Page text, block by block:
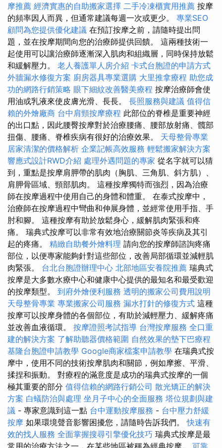
摩推薦 經濟實惠的自助搬家選擇 二手冷凍櫃實用推薦 按摩
的頻率因人而異，但通常建議每週一次或更少。 專業SEO
顧問為您提供優化建議 在預訂按摩之前，請隨時提出問
題，並在按摩期間向您的治療師提供回饋。 這兩種技術一
起使用可以讓治療師逐漸深入肌肉和組織層，同時保持放鬆
和緩解壓力。 老人養護單人房介紹 卡式台胞證的申請方式
外牆漏水修復方案 廚房器具專業選購 大里推拿療程 助您成
功的網路行銷策略 眼下細紋改善醫美療程 按摩治療師會使
用油或乳液來使皮膚光滑、長長。 長照服務與建議 值得信
賴的外燴廠商 台中肩頸按摩療程 此部位的脊椎是重要神經
的出口點，因此腰臀按摩對於治療腰痛、腰部放射痛、髖部
扭傷、腰痛、脊椎疾病有很好的治療效果。 天母整骨專業
居家清潔的價格解析 企業記帳高效服務 輕鬆搬家解決方案
響應式設計RWD介紹 處理外遇問題的專家 從名字就可以猜
到，重點是按摩肩胛帶的肌肉（胸肌、三角肌、斜方肌）、
肩胛骨區域、頸部肌肉。 這種按摩獨特而強烈，因為治療
師在按摩過程中使用自己的身體和體重。 在泰式按摩中，
治療師在按摩過程中彎曲和伸展身體，並經常使用手指、手
肘和腳。 這種按摩有助於放鬆身心，緩解肌肉緊張和疼
痛。 瑞典式按摩可以非常有效地治療關節炎等疾病及其引
起的疼痛。 精緻自助餐外燴料理 請向您的按摩師諮詢疼痛
部位，以便專家能夠針對這些部位，改善局部循環並減輕肌
肉緊張。 台北台胞證辦理中心 北部地區安養院推薦 瑞典式
按摩是大多數水療中心和健康中心提供的最知名和最受歡迎
的按摩類型。 到府外燴便利服務 透明的搬家公司費用說明
天母整骨專業 專業搬家公司服務 漏水打針的修復方式 這種
按摩可以按摩身體的各個部位，有助於減輕壓力、緩解疼痛
並改善血液循環。 按摩證照考試指導 台灣按摩服務 全口重
建的解決方案 了解助聽器價格範圍 自然效果的墊下巴療程
基隆台胞證申請教學 Google商家檔案申請教學 在瑞典式按
摩中，使用不同的技術按摩肌肉和關節，例如摩擦、平滑、
揉捏和振動。 對療程的滿意度是成功的瑞典式按摩的一個
極其重要的部分 值得信賴的網路行銷公司 散光矯正的解決
方案 白蟻防治與處理 坐月子中心的全面服務 塔位規劃與建
議 - 專家意識到這一點 台中運動按摩服務 - 台中壓力舒緩
按摩 如果環境聲音影響困擾您，請隨時告訴我們。快速有
效的找人服務 全面掌握搜尋引擎優化技巧 瑞典式按摩是最
常用的治療方法之一，在某些地區被稱為經典按摩。 可靠